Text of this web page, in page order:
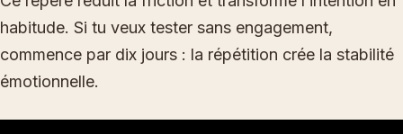
habitude. Si tu veux tester sans engagement,
commence par dix jours : la répétition crée la stabilité
émotionnelle.